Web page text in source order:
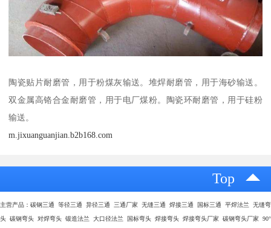
陶瓷贴片耐磨管，用于粉煤灰输送。堆焊耐磨管，用于海砂输送。
双金属高铬合金耐磨管，用于电厂煤粉。陶瓷环耐磨管，用于硅粉
输送。
m.jixuanguanjian.b2b168.com
Top
主营产品：碳钢三通 等径三通 异径三通 三通厂家 无缝三通 焊接三通 国标三通 平焊法兰 无缝弯
头 碳钢弯头 对焊弯头 锻造法兰 大口径法兰 国标弯头 焊接弯头 焊接弯头厂家 碳钢弯头厂家 90°